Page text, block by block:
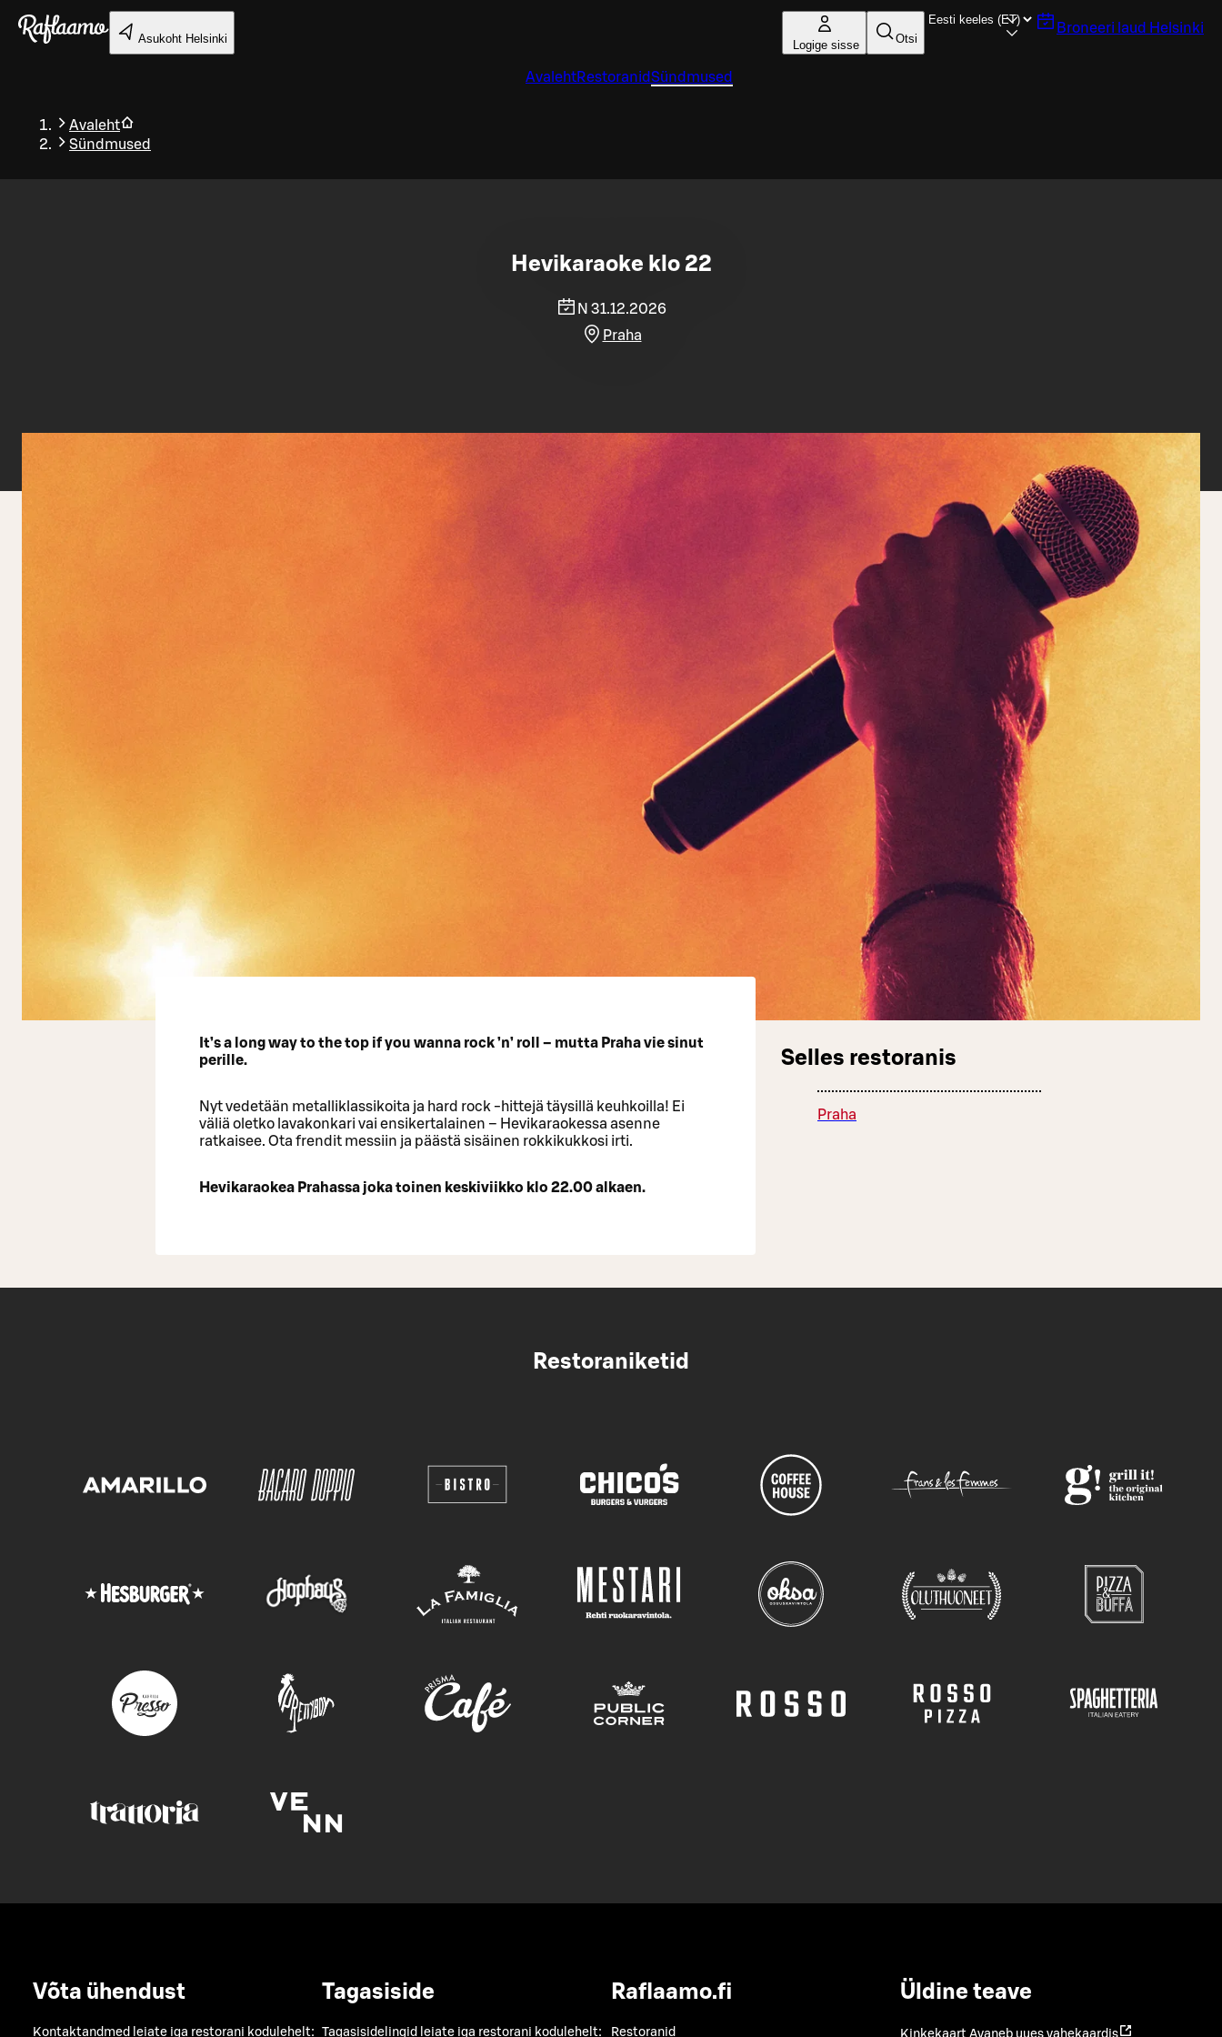
Liigu peamise sisu juurde
Asukoht Helsinki Logige sisse Otsi
Broneeri laud Helsinki
AvalehtRestoranidSündmused
Avaleht
Sündmused
Tagasi
Hevikaraoke klo 22
N 31.12.2026
Praha
It’s a long way to the top if you wanna rock ’n’ roll – mutta Praha vie sinut
perille.
Nyt vedetään metalliklassikoita ja hard rock -hittejä täysillä keuhkoilla! Ei
väliä oletko lavakonkari vai ensikertalainen – Hevikaraokessa asenne
ratkaisee. Ota frendit messiin ja päästä sisäinen rokkikukkosi irti.
Hevikaraokea Prahassa joka toinen keskiviikko klo 22.00 alkaen.
Selles restoranis
Praha
Restoraniketid
Võta ühendust
Kontaktandmed leiate iga restorani kodulehelt:
Tagasiside
Tagasisidelingid leiate iga restorani kodulehelt:
Raflaamo.fi
Restoranid
Üldine teave